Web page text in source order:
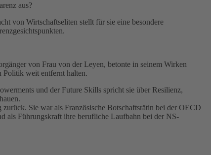
aus?
von Wirtschaftseliten stellt für sie eine besondere
von Frau von der Leyen, betonte in seinem Wirken
Politik weit entfernt halten.
und der Future Skills spricht sie über Resilienz,
Sie war als Französische Botschaftsrätin bei der OECD
als Führungskraft ihre berufliche Laufbahn bei der NS-